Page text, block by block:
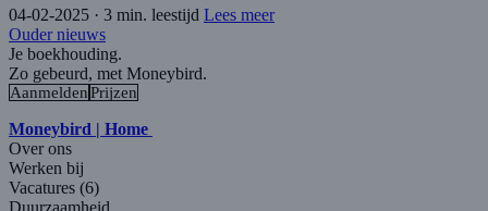
04-02-2025 · 3 min. leestijd Lees meer
Ouder nieuws